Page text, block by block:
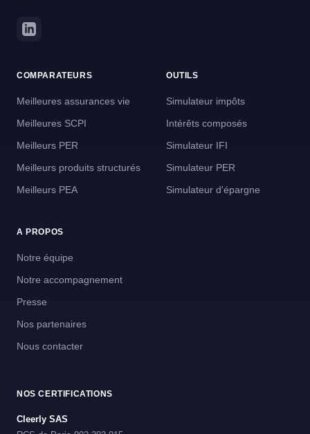
COMPARATEURS
Meilleures assurances vie
Meilleures SCPI
Meilleurs PER
Meilleurs produits structurés
Meilleurs PEA
OUTILS
Simulateur impôts
Intérêts composés
Simulateur IFI
Simulateur PER
Simulateur d'épargne
A PROPOS
Notre équipe
Notre accompagnement
Presse
Nos partenaires
Nous contacter
NOS CERTIFICATIONS
Cleerly SAS